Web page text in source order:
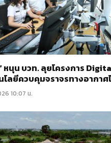
หนุน บวท. ลุยโครงการ
โลยีควบคุมจราจรทางอากาศ
10:07 น.